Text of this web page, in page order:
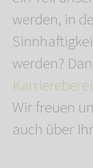
werden, in
werden?
Wir freuen
auch über